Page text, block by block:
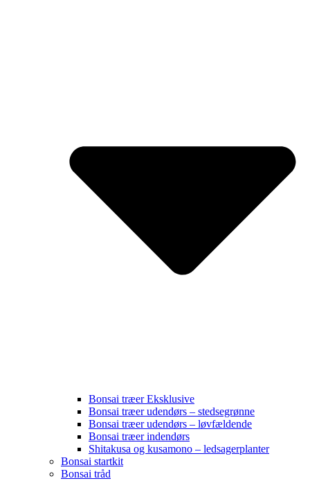
Bonsai træer Eksklusive
Bonsai træer udendørs – stedsegrønne
Bonsai træer udendørs – løvfældende
Bonsai træer indendørs
Shitakusa og kusamono – ledsagerplanter
Bonsai startkit
Bonsai tråd